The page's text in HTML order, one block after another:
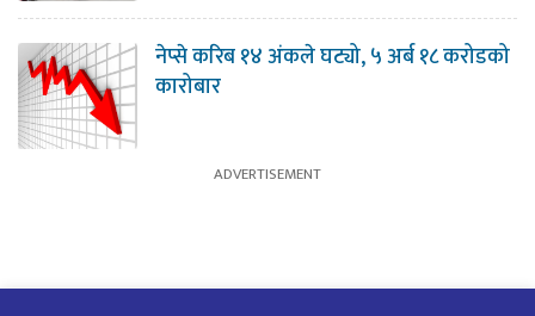
नेप्से करिब १४ अंकले घट्यो, ५ अर्ब १८ करोडको
कारोबार